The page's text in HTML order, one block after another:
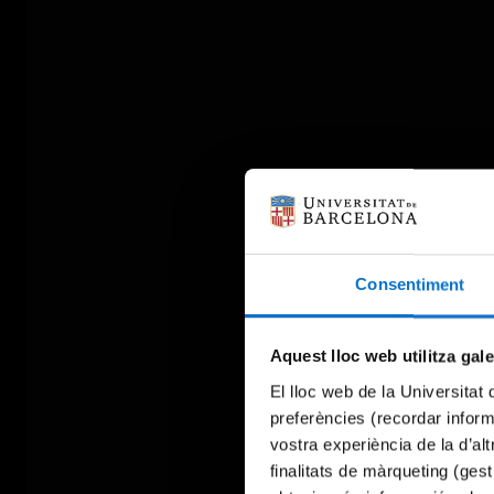
Consentiment
Aquest lloc web utilitza
El lloc web de la Universitat
preferències (recordar
vostra experiència de la
finalitats de màrqueting